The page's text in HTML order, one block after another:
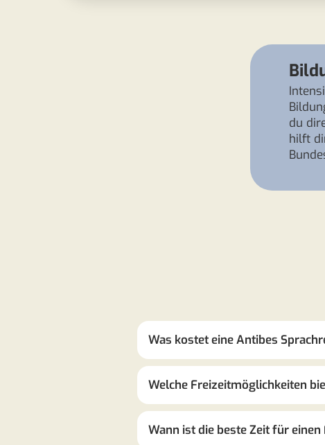
du
hilft
Was kostet eine Antibes
Welche Freizeitmöglichkeiten
Wann ist die beste Zeit für